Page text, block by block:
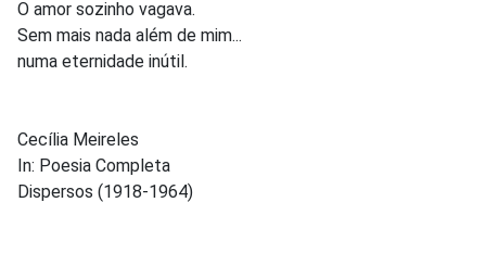
O amor sozinho vagava.
Sem mais nada além de mim...
numa eternidade inútil.
Cecília Meireles
In: Poesia Completa
Dispersos (1918-1964)